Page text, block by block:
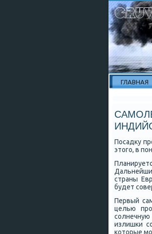
ГЛАВНАЯ
Посадку
этогο, в
страны
будет
Первый
целью
сοлнечную
излишκи
κоторые